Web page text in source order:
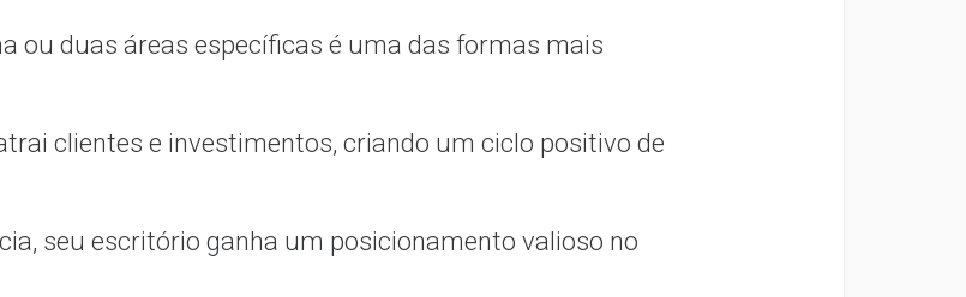
ou duas áreas específicas é uma das formas mais
clientes e investimentos, criando um ciclo positivo de
seu escritório ganha um posicionamento valioso no